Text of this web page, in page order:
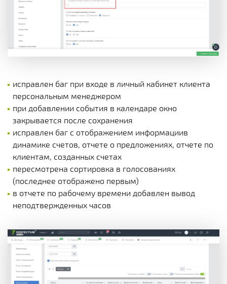
исправлен баг при входе в личный кабинет клиента
персональным менеджером
при добавлении события в календаре окно
закрывается после сохранения
исправлен баг с отображением информациив
динамике счетов, отчете о предложениях, отчете по
клиентам, созданных счетах
пересмотрена сортировка в голосованиях
(последнее отображено первым)
в отчете по рабочему времени добавлен вывод
неподтвержденных часов